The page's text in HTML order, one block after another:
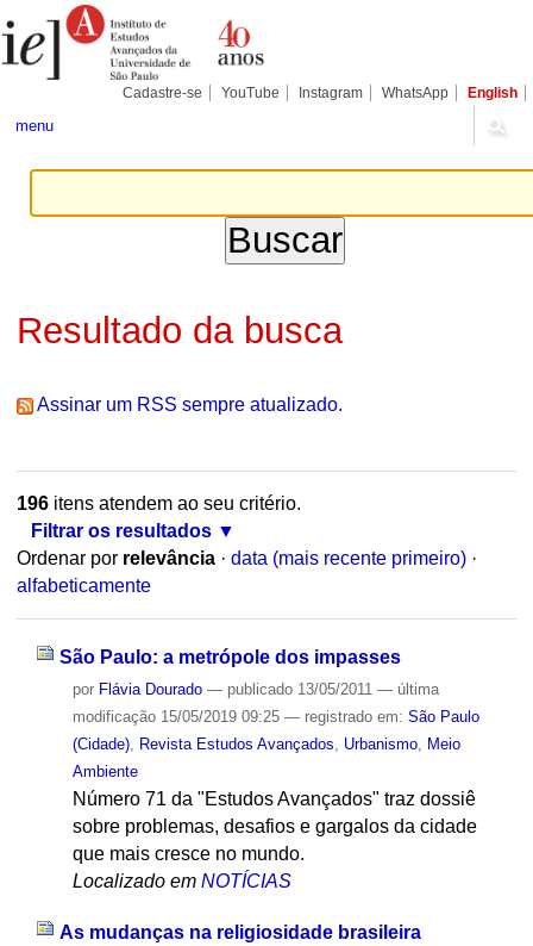
para
conteúdo.
Pessoais
Cadastre-se YouTube Instagram WhatsApp English
menu
Resultado da busca
Assinar um RSS sempre atualizado.
196itens atendem ao seu critério.
Filtrar os resultados
Ordenar por relevância · data (mais recente primeiro) ·
alfabeticamente
São Paulo: a metrópole dos impasses
por Flávia Dourado — publicado13/05/2011 — última
modificação15/05/2019 09:25 — registrado em: São Paulo
(Cidade), Revista Estudos Avançados Urbanismo,
Meio
Ambiente
Número 71 da "Estudos Avançados" traz dossiê
sobre problemas, desafios e gargalos da cidade
que mais cresce no mundo.
Localizado em NOTÍCIAS
As mudanças na religiosidade brasileira